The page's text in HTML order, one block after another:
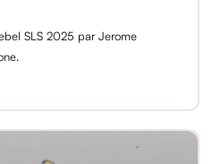
SLS 2025 par Jerome